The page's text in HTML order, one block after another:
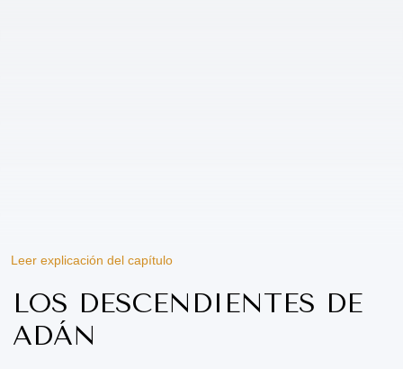
Leer explicación del capítulo
LOS DESCENDIENTES DE
ADÁN